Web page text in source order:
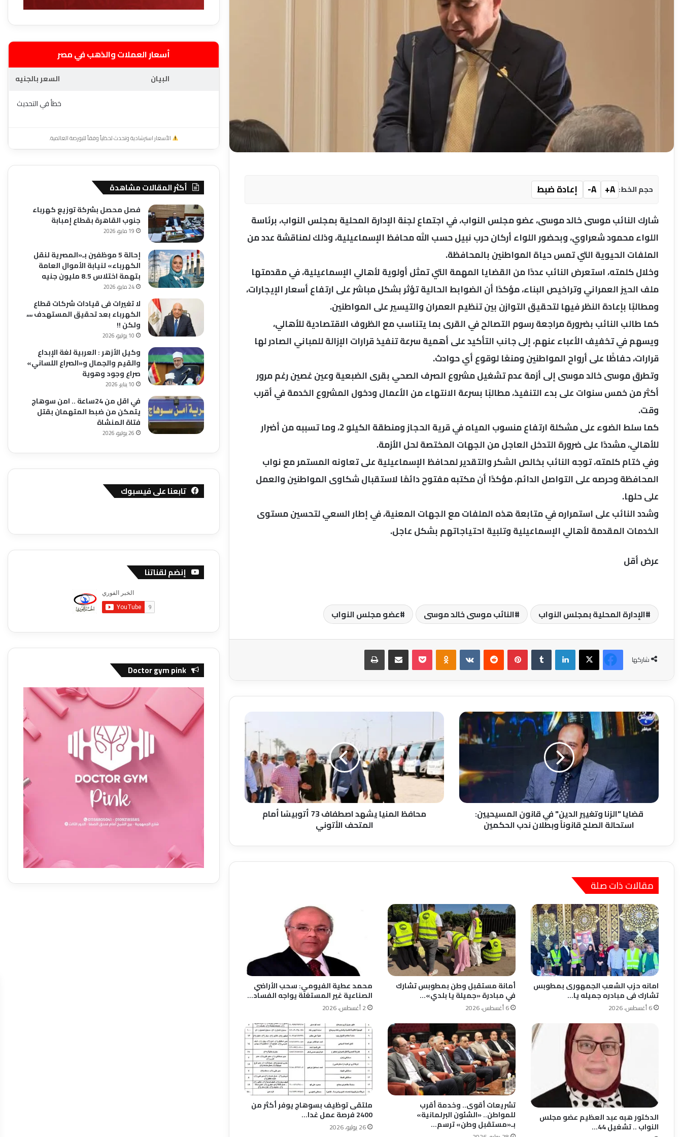
حجم الخط: A+
A-
إعادة ضبط
شارك النائب موسى خالد موسى، عضو مجلس النواب، في اجتماع لجنة الإدارة المحلية بمجلس النواب، برئاسة
اللواء محمود شعراوي، وبحضور اللواء أركان حرب نبيل حسب الله محافظ الإسماعيلية، وذلك لمناقشة عدد من
الملفات الحيوية التي تمس حياة المواطنين بالمحافظة.
وخلال كلمته، استعرض النائب عددًا من القضايا المهمة التي تمثل أولوية لأهالي الإسماعيلية، في مقدمتها
ملف الحيز العمراني وتراخيص البناء، مؤكدًا أن الضوابط الحالية تؤثر بشكل مباشر على ارتفاع أسعار الإيجارات،
ومطالبًا بإعادة النظر فيها لتحقيق التوازن بين تنظيم العمران والتيسير على المواطنين.
كما طالب النائب بضرورة مراجعة رسوم التصالح في القرى بما يتناسب مع الظروف الاقتصادية للأهالي،
ويسهم في تخفيف الأعباء عنهم، إلى جانب التأكيد على أهمية سرعة تنفيذ قرارات الإزالة للمباني الصادر لها
قرارات، حفاظًا على أرواح المواطنين ومنعًا لوقوع أي حوادث.
وتطرق موسى خالد موسى إلى أزمة عدم تشغيل مشروع الصرف الصحي بقرى الضبعية وعين غصين رغم مرور
أكثر من خمس سنوات على بدء التنفيذ، مطالبًا بسرعة الانتهاء من الأعمال ودخول المشروع الخدمة في أقرب
وقت.
كما سلط الضوء على مشكلة ارتفاع منسوب المياه في قرية الحجاز ومنطقة الكيلو 2، وما تسببه من أضرار
للأهالي، مشددًا على ضرورة التدخل العاجل من الجهات المختصة لحل الأزمة.
وفي ختام كلمته، توجه النائب بخالص الشكر والتقدير لمحافظ الإسماعيلية على تعاونه المستمر مع نواب
المحافظة وحرصه على التواصل الدائم، مؤكدًا أن مكتبه مفتوح دائمًا لاستقبال شكاوى المواطنين والعمل
على حلها.
وشدد النائب على استمراره في متابعة هذه الملفات مع الجهات المعنية، في إطار السعي لتحسين مستوى
الخدمات المقدمة لأهالي الإسماعيلية وتلبية احتياجاتهم بشكل عاجل.
عرض أقل
الإدارة المحلية بمجلس النواب النائب موسى خالد موسى عضو مجلس النواب
شاركها
فيسبوك
‫X لينكدإن بينتيريست Odnoklassniki
‫Pocket مشاركة عبر البريد طباعة
قضايا
"الزنا
وتغيير
المسيحيين:
الصلح
الحكمين
قضايا "الزنا وتغيير الدين" في قانون المسيحيين:
استحالة الصلح قانوناً وبطلان ندب الحكمين
محافظ
يشهد
اصطفاف
73
أتوبيسًا
أمام
الأتوني
محافظ المنيا يشهد اصطفاف 73 أتوبيسًا أمام
المتحف الأتوني
مقالات ذات صلة
امانه حزب الشعب الجمهورى بمطوبس
تشارك فى مبادره جميله يا…
6 أغسطس، 2026
أمانة مستقبل وطن بمطوبس تشارك
في مبادرة «جميلة يا بلدي»…
6 أغسطس، 2026
محمد عطية الفيومي: سحب الأراضي
الصناعية غير المستغلة يواجه الفساد…
2 أغسطس، 2026
الدكتور هبه عبد العظيم عضو مجلس
النواب .. تشغيل 44…
تشريعات أقوى.. وخدمة أقرب
للمواطن.. «الشئون البرلمانية»
بـ«مستقبل وطن» ترسم…
ملتقى توظيف بسوهاج يوفر أكثر من
2400 فرصة عمل غدا…
26 يوليو، 2026
أسعار العملات والذهب في مصر
البيان
السعر بالجنيه
خطأ في التحديث
الأسعار استرشادية وتحدث لحظياً وفقاً للبورصة العالمية.
أكثر المقالات مشاهدة
فصل محصل بشركة توزيع كهرباء
جنوب القاهرة بقطاع إمبابة
19 مايو، 2026
إحالة 5 موظفين بـ«المصرية لنقل
الكهرباء» لنيابة الأموال العامة
بتهمة اختلاس 8.5 مليون جنيه
24 مايو، 2026
لا تغيرات فى قيادات شركات قطاع
الكهرباء بعد تحقيق المستهدف ،،،،
ولكن !!
10 يوليو، 2026
وكيل الأزهر : العربية لغة الإبداع
والقيم والجمال و«الصراع اللساني»
صراع وجود وهوية
10 يناير، 2026
في اقل من 24ساعة .. امن سوهاج
يتمكن من ضبط المتهمان بقتل
فتاة المنشاة
26 يوليو، 2026
تابعنا على فيسبوك
إنضم لقناتنا
Doctor gym pink